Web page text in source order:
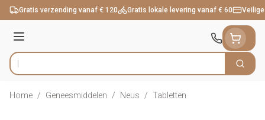
Ga naar de inhoud
Gratis verzending vanaf € 120 Gratis lokale levering vanaf € 60
Menu
Product, merk, categorie... Zoek
Home / Geneesmiddelen / Neus / Tabletten